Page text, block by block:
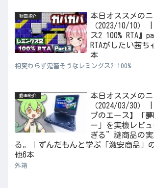
動画紹介
本日オススメの
（2023/10/10）
ス2 100% RTA』
RTAがしたい茜
本
相変わらず鬼畜そうなレミングス2 100%
動画紹介
本日オススメの
（2024/03/30）
プのエース】「夢
ー」を実機レビ
ぎる”謎商品の実
る。｜ずんだもんと学ぶ「激安商品」
他6本
外箱